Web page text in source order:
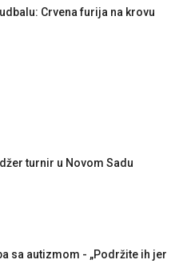
Crvena furija na krovu
turnir u Novom Sadu
sa autizmom - „Podržite ih jer